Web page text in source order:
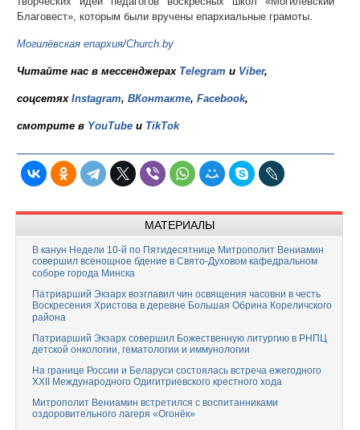
Благовест», которым были вручены епархиальные грамоты.
Могилёвская епархия/Church.by
Читайте нас в мессенджерах Telegram и Viber,
соцсетях Instagram, ВКонтакте, Facebook,
смотрите в YouTube и TikTok
МАТЕРИАЛЫ
В канун Недели 10-й по Пятидесятнице Митрополит Вениамин
совершил всенощное бдение в Свято-Духовом кафедральном
соборе города Минска
Патриарший Экзарх возглавил чин освящения часовни в честь
Воскресения Христова в деревне Большая Обрина Кореличского
района
Патриарший Экзарх совершил Божественную литургию в РНПЦ
детской онкологии, гематологии и иммунологии
На границе России и Беларуси состоялась встреча ежегодного
XXII Международного Одигитриевского крестного хода
Митрополит Вениамин встретился с воспитанниками
оздоровительного лагеря «Огонёк»